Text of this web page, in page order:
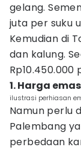
gelang.
juta per suku
Kemudian di
dan kalung.
Rp10.450.000
1. Harga
ilustrasi perhiasan
Namun perlu
Palembang
perbedaan